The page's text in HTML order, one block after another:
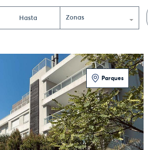
Zonas
Parques
4 Dormitorios